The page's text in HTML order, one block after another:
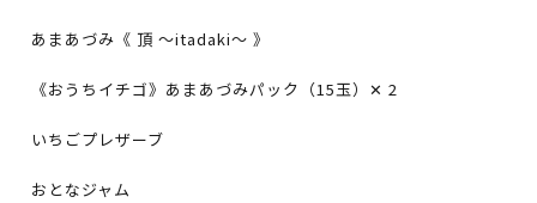
あまあづみ《 頂 〜itadaki〜 》
《おうちイチゴ》あまあづみパック（15玉）✕ 2
いちごプレザーブ
おとなジャム